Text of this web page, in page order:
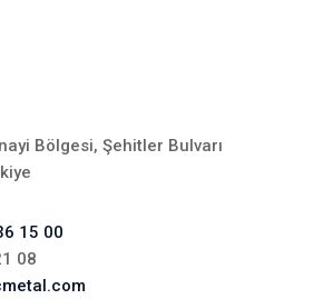
Bölgesi, Şehitler Bulvarı
15 00
08